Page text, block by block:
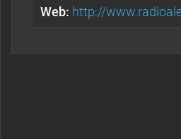
Web: http://